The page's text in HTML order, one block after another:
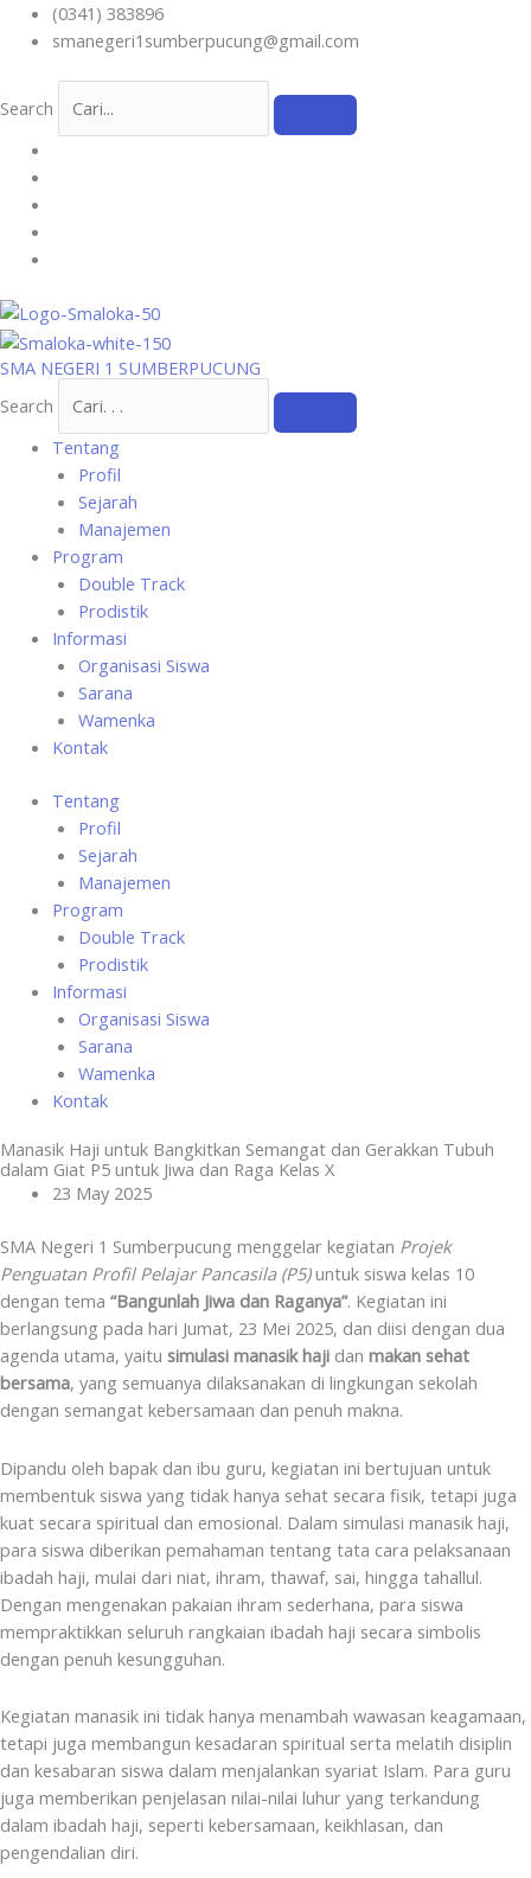
(0341) 383896
smanegeri1sumberpucung@gmail.com
Search
SMA NEGERI 1 SUMBERPUCUNG
Search
Tentang
Profil
Sejarah
Manajemen
Program
Double Track
Prodistik
Informasi
Organisasi Siswa
Sarana
Wamenka
Kontak
Tentang
Profil
Sejarah
Manajemen
Program
Double Track
Prodistik
Informasi
Organisasi Siswa
Sarana
Wamenka
Kontak
Manasik Haji untuk Bangkitkan Semangat dan Gerakkan Tubuh
dalam Giat P5 untuk Jiwa dan Raga Kelas X
23 May 2025
SMA Negeri 1 Sumberpucung menggelar kegiatan Projek
Penguatan Profil Pelajar Pancasila (P5)untuk siswa kelas 10
dengan tema “Bangunlah Jiwa dan Raganya”. Kegiatan ini
berlangsung pada hari Jumat, 23 Mei 2025, dan diisi dengan dua
agenda utama, yaitu simulasi manasik haji dan makan sehat
bersama, yang semuanya dilaksanakan di lingkungan sekolah
dengan semangat kebersamaan dan penuh makna.
Dipandu oleh bapak dan ibu guru, kegiatan ini bertujuan untuk
membentuk siswa yang tidak hanya sehat secara fisik, tetapi juga
kuat secara spiritual dan emosional. Dalam simulasi manasik haji,
para siswa diberikan pemahaman tentang tata cara pelaksanaan
ibadah haji, mulai dari niat, ihram, thawaf, sai, hingga tahallul.
Dengan mengenakan pakaian ihram sederhana, para siswa
mempraktikkan seluruh rangkaian ibadah haji secara simbolis
dengan penuh kesungguhan.
Kegiatan manasik ini tidak hanya menambah wawasan keagamaan,
tetapi juga membangun kesadaran spiritual serta melatih disiplin
dan kesabaran siswa dalam menjalankan syariat Islam. Para guru
juga memberikan penjelasan nilai-nilai luhur yang terkandung
dalam ibadah haji, seperti kebersamaan, keikhlasan, dan
pengendalian diri.